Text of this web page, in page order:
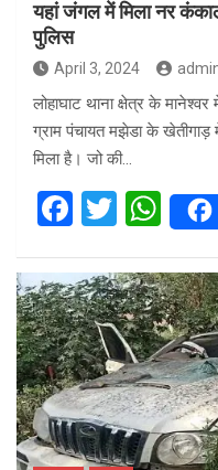
यहां जंगल में मिला नर
पुलिस
April 3, 2024
लोहाघाट थाना क्षेत्र के मानेश्वर
ग्राम पंचायत मझेडा के
मिला है। जो की…
F
ce
b
o
o
k
T
tt
er
W
h
at
s
A
p
p